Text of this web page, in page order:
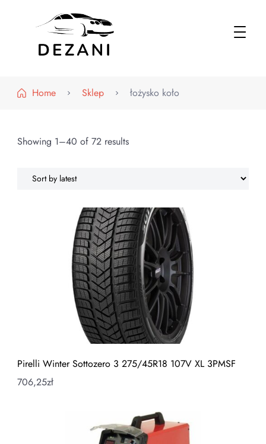
Home
Sklep łożysko koło
Showing 1–40 of 72 results
Pirelli Winter Sottozero 3 275/45R18 107V XL 3PMSF
706,25zł